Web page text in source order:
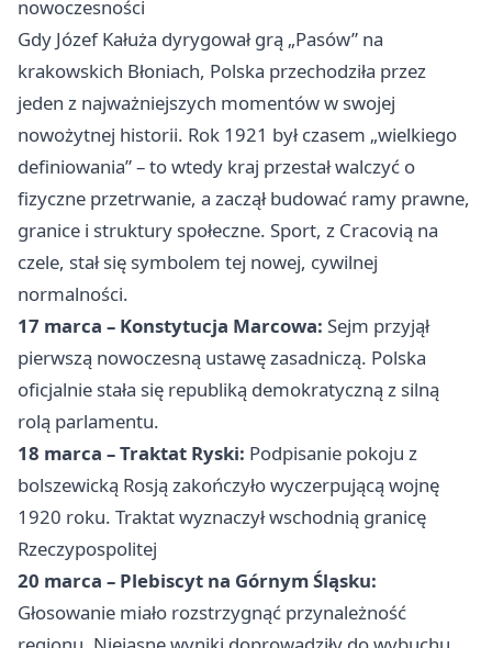
nowoczesności
Gdy Józef Kałuża dyrygował grą „Pasów” na
krakowskich Błoniach, Polska przechodziła przez
jeden z najważniejszych momentów w swojej
nowożytnej historii. Rok 1921 był czasem „wielkiego
definiowania” – to wtedy kraj przestał walczyć o
fizyczne przetrwanie, a zaczął budować ramy prawne,
granice i struktury społeczne. Sport, z Cracovią na
czele, stał się symbolem tej nowej, cywilnej
normalności.
17 marca – Konstytucja Marcowa: Sejm przyjął
pierwszą nowoczesną ustawę zasadniczą. Polska
oficjalnie stała się republiką demokratyczną z silną
rolą parlamentu.
18 marca – Traktat Ryski: Podpisanie pokoju z
bolszewicką Rosją zakończyło wyczerpującą wojnę
1920 roku. Traktat wyznaczył wschodnią granicę
Rzeczypospolitej
20 marca – Plebiscyt na Górnym Śląsku:
Głosowanie miało rozstrzygnąć przynależność